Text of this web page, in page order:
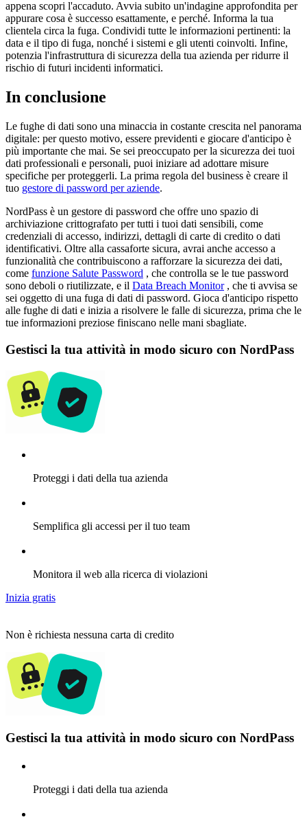
appena scopri l'accaduto. Avvia subito un'indagine approfondita per
appurare cosa è successo esattamente, e perché. Informa la tua
clientela circa la fuga. Condividi tutte le informazioni pertinenti: la
data e il tipo di fuga, nonché i sistemi e gli utenti coinvolti. Infine,
potenzia l'infrastruttura di sicurezza della tua azienda per ridurre il
rischio di futuri incidenti informatici.
In conclusione
Le fughe di dati sono una minaccia in costante crescita nel panorama
digitale: per questo motivo, essere previdenti e giocare d'anticipo è
più importante che mai. Se sei preoccupato per la sicurezza dei tuoi
dati professionali e personali, puoi iniziare ad adottare misure
specifiche per proteggerli. La prima regola del business è creare il
tuo gestore di password per aziende.
NordPass è un gestore di password che offre uno spazio di
archiviazione crittografato per tutti i tuoi dati sensibili, come
credenziali di accesso, indirizzi, dettagli di carte di credito o dati
identificativi. Oltre alla cassaforte sicura, avrai anche accesso a
funzionalità che contribuiscono a rafforzare la sicurezza dei dati,
come funzione Salute Password , che controlla se le tue password
sono deboli o riutilizzate, e il Data Breach Monitor, che ti avvisa se
sei oggetto di una fuga di dati di password. Gioca d'anticipo rispetto
alle fughe di dati e inizia a risolvere le falle di sicurezza, prima che le
tue informazioni preziose finiscano nelle mani sbagliate.
Gestisci la tua attività in modo sicuro con NordPass
Proteggi i dati della tua azienda
Semplifica gli accessi per il tuo team
Monitora il web alla ricerca di violazioni
Inizia gratis
Non è richiesta nessuna carta di credito
Gestisci la tua attività in modo sicuro con NordPass
Proteggi i dati della tua azienda